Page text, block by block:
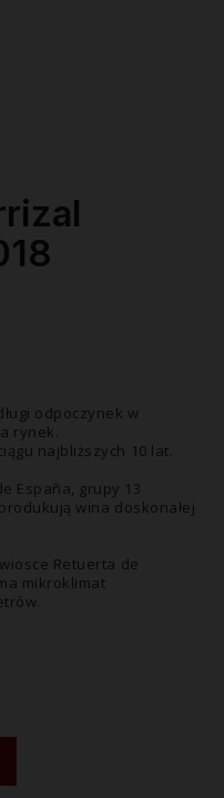
odpoczynek w
rynek.
najbliższych 10 lat.
España, grupy 13
wina doskonałej
Retuerta de
mikroklimat